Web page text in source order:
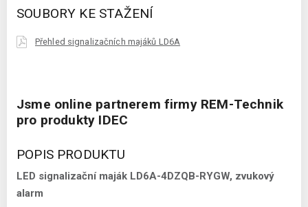
SOUBORY KE STAŽENÍ
Přehled signalizačních majáků LD6A
Jsme online partnerem firmy REM-Technik
pro produkty IDEC
POPIS PRODUKTU
LED signalizační maják LD6A-4DZQB-RYGW, zvukový
alarm